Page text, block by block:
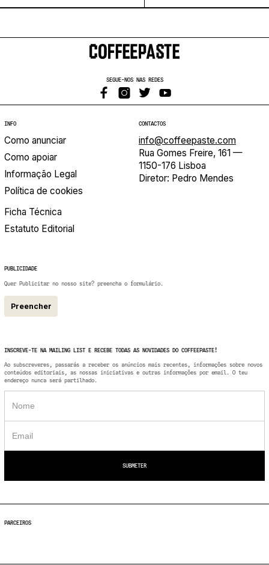
SEGUE-NOS NAS REDES
INFO
Como anunciar
Como apoiar
Informação Legal
Política de cookies
Ficha Técnica
Estatuto Editorial
CONTACTOS
info@coffeepaste.com
Rua Gomes Freire, 161 —
1150-176 Lisboa
Diretor: Pedro Mendes
PUBLICIDADE
Quer Publicitar no nosso site? preencha o formulário.
Preencher
INSCREVE-TE NA MAILING LIST E RECEBE TODAS AS NOVIDADES DO COFFEEPASTE!
Ao subscreveres, passarás a receber os anúncios mais recentes, informações sobre novos
conteúdos editoriais, as nossas iniciativas e outras informações por email. O teu
endereço nunca será partilhado.
PARCEIROS